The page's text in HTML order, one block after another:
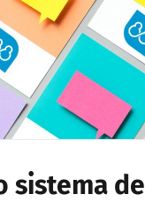
sistema de